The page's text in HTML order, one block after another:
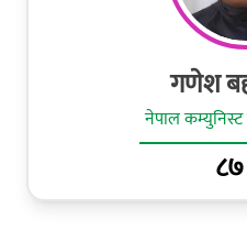
गणेश
नेपाल कम्युनिस्ट
८७